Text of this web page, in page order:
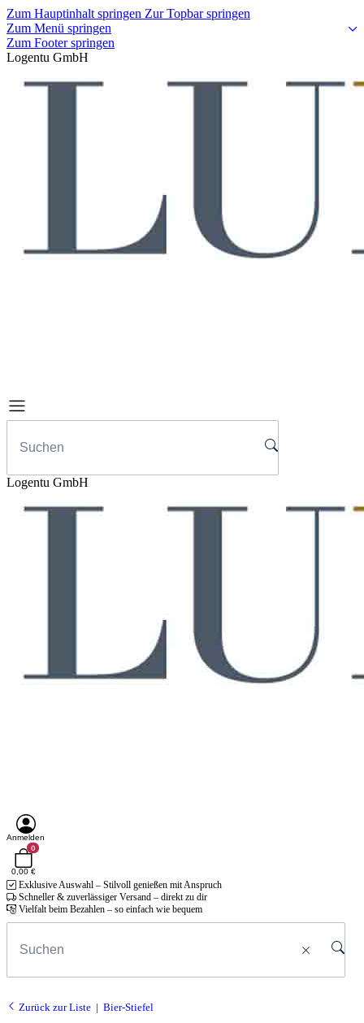
Zum Hauptinhalt springen Zur Topbar springen
Zum Menü springen
Zum Footer springen
Logentu GmbH
Logentu GmbH
Anmelden
0
0,00 €
Exklusive Auswahl – Stilvoll genießen mit Anspruch
Schneller & zuverlässiger Versand – direkt zu dir
Vielfalt beim Bezahlen – so einfach wie bequem
Zurück zur Liste Bier-Stiefel